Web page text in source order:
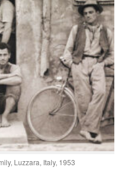
Luzzara, Italy, 1953